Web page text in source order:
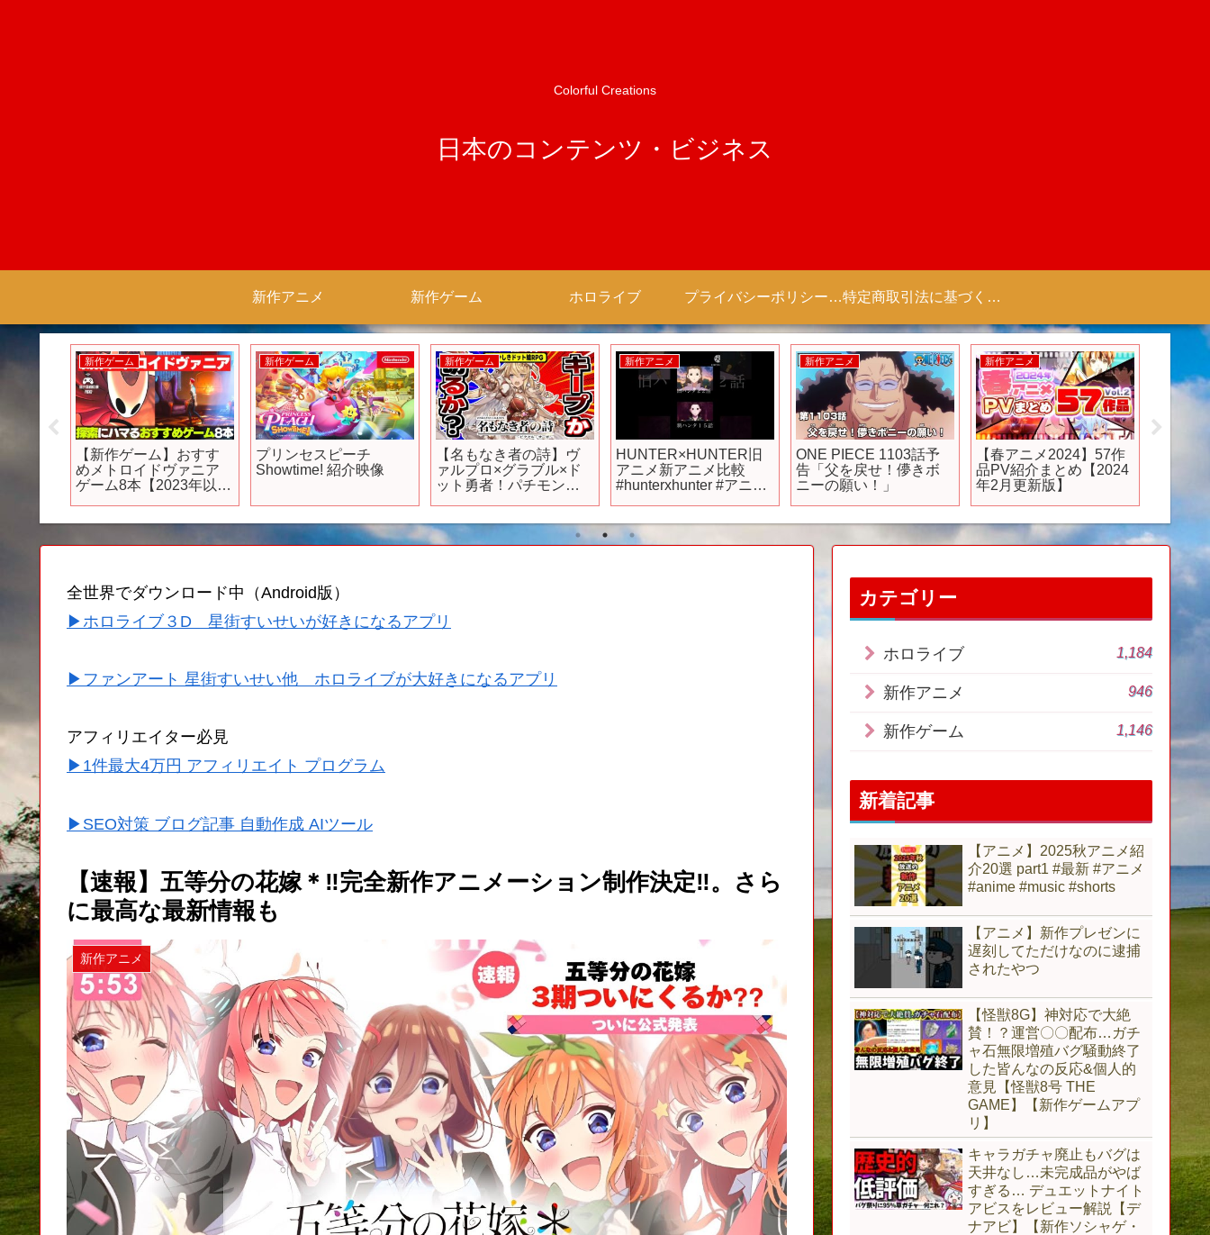
Colorful Creations
日本のコンテンツ・ビジネス
新作アニメ 新作ゲーム ホロライブ プライバシーポリシー 【Colorful Creation】 特定商取引法に基づく表記（商取引に関する開示）
新作ゲーム
【新作ゲーム】おすす
めメトロイドヴァニア
ゲーム8本【2023年以降
新作ゲーム
プリンセスピーチ
Showtime! 紹介映像
新作ゲーム
【名もなき者の詩】ヴ
ァルプロ×グラブル×ド
ット勇者！パチモン度
新作アニメ
HUNTER×HUNTER旧
アニメ新アニメ比較
#hunterxhunter #アニメ
#shorts
新作アニメ
ONE PIECE 1103話予
告「父を戻せ！儚きボ
ニーの願い！」
新作アニメ
【春アニメ2024】57作
品PV紹介まとめ【2024
年2月更新版】
トルの
全世界でダウンロード中（Android版）
▶ホロライブ３D 星街すいせいが好きになるアプリ
▶ファンアート 星街すいせい他 ホロライブが大好きになるアプリ
アフィリエイター必見
▶1件最大4万円 アフィリエイト プログラム
▶SEO対策 ブログ記事 自動作成 AIツール
【速報】五等分の花嫁＊‼︎完全新作アニメーション制作決定‼︎。さら
に最高な最新情報も
新作アニメ
カテゴリー
ホロライブ 1,184
新作アニメ 946
新作ゲーム 1,146
新着記事
【アニメ】2025秋アニメ紹
介20選 part1 #最新 #アニメ
#anime #music #shorts
【アニメ】新作プレゼンに
遅刻してただけなのに逮捕
されたやつ
【怪獣8G】神対応で大絶
賛！？運営〇〇配布…ガチ
ャ石無限増殖バグ騒動終了
した皆んなの反応&個人的
意見【怪獣8号 THE
GAME】【新作ゲームアプ
リ】
キャラガチャ廃止もバグは
天井なし…未完成品がやば
すぎる… デュエットナイト
アビスをレビュー解説【デ
ナアビ】【新作ソシャゲ・